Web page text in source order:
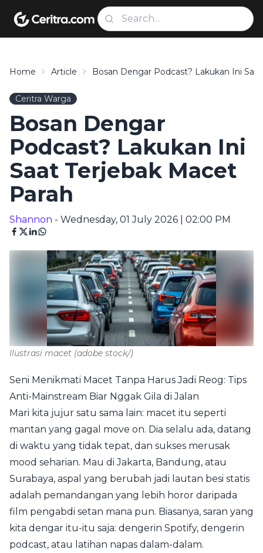
Home Article Bosan Dengar Podcast? Lakukan Ini
Ceritra Warga
Bosan Dengar
Podcast? Lakukan Ini
Saat Terjebak Macet
Parah
Shannon - Wednesday, 01 July 2026 | 02:00 PM
Ilustrasi macet (adobe stock/)
Seni Menikmati Macet Tanpa Harus Jadi Reog: Tips
Anti-Mainstream Biar Nggak Gila di Jalan
Mari kita jujur satu sama lain: macet itu seperti
mantan yang gagal move on. Dia selalu ada, datang
di waktu yang tidak tepat, dan sukses merusak
mood seharian. Mau di Jakarta, Bandung, atau
Surabaya, aspal yang berubah jadi lautan besi statis
adalah pemandangan yang lebih horor daripada
film pengabdi setan mana pun. Biasanya, saran yang
kita dengar itu-itu saja: dengerin Spotify, dengerin
podcast, atau latihan napas dalam-dalam.